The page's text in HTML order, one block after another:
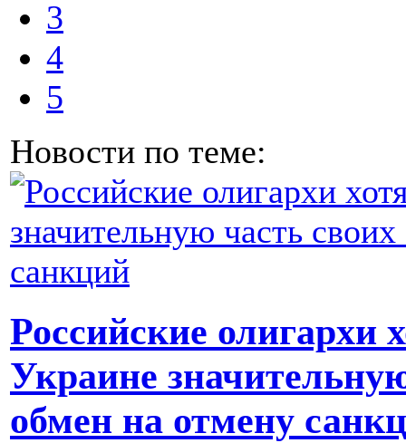
3
4
5
Новости по теме:
Российские олигархи
Украине
обмен на отмену